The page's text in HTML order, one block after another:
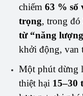
chiếm63 % số
trọng, trong đó
từ “năng
khởi động, van
Một phút dừng
thiệt hại 15–30